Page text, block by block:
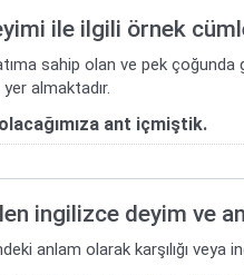
ile ilgili örnek
sahip olan ve pek çoğunda
almaktadır.
ant içmiştik.
ingilizce deyim ve
anlam olarak karşılığı